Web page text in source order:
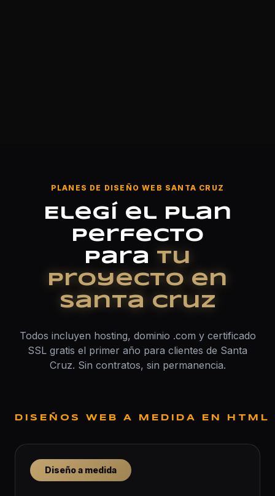
PLANES DE DISEÑO WEB SANTA CRUZ
Elegí el plan
perfecto
para tu
proyecto en
Santa Cruz
Todos incluyen hosting, dominio .com y certificado
SSL gratis el primer año para clientes de Santa
Cruz. Sin contratos, sin permanencia.
DISEÑOS WEB A MEDIDA EN HTML
Diseño a medida